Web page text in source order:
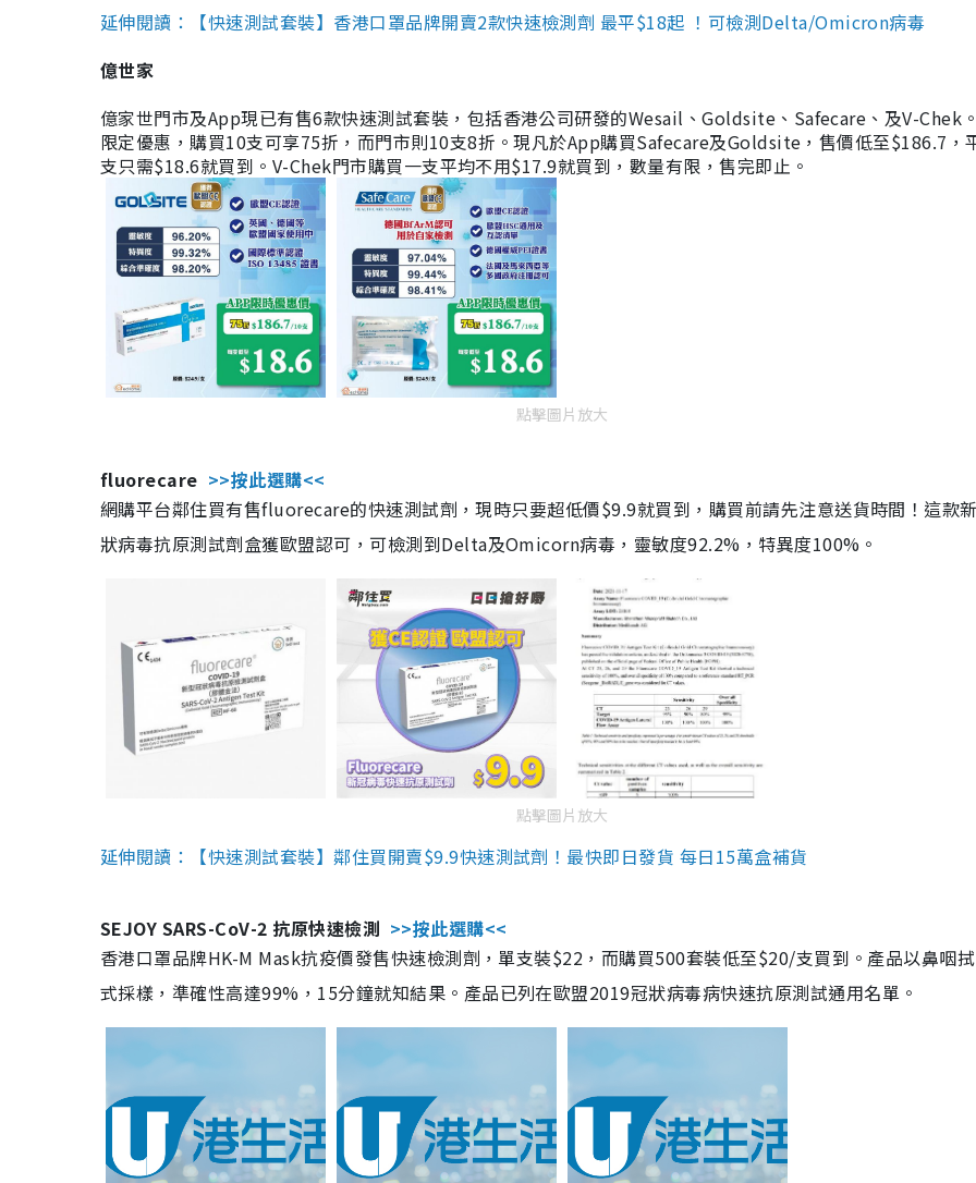
延伸閱讀：【快速測試套裝】香港口罩品牌開賣2款快速檢測劑 最平$18起 ！可檢測Delta/Omicron病毒
億世家
億家世門市及App現已有售6款快速測試套裝，包括香港公司研發的Wesail、Goldsite、Safecare、及V-Chek
限定優惠，購買10支可享75折，而門市則10支8折。現凡於App購買Safecare及Goldsite，售價低至$186.7，
支只需$18.6就買到。V-Chek門市購買一支平均不用$17.9就買到，數量有限，售完即止。
點擊圖片放大
fluorecare >>按此選購<<
網購平台鄰住買有售fluorecare的快速測試劑，現時只要超低價$9.9就買到，購買前請先注意送貨時間！這款
狀病毒抗原測試劑盒獲歐盟認可，可檢測到Delta及Omicorn病毒，靈敏度92.2%，特異度100%。
點擊圖片放大
延伸閱讀：【快速測試套裝】鄰住買開賣$9.9快速測試劑！最快即日發貨 每日15萬盒補貨
SEJOY SARS-CoV-2 抗原快速檢測 >>按此選購<<
香港口罩品牌HK-M Mask抗疫價發售快速檢測劑，單支裝$22，而購買500套裝低至$20/支買到。產品以鼻咽
式採樣，準確性高達99%，15分鐘就知結果。產品已列在歐盟2019冠狀病毒病快速抗原測試通用名單。